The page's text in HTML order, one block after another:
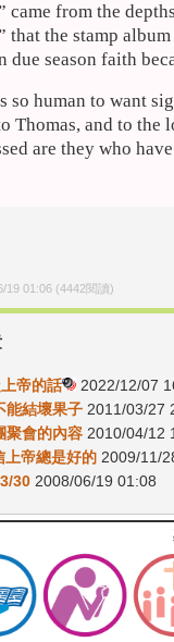
came from the
that the stamp
due season faith
so human to want
Thomas, and to
are they who
19 01:06(4442 閱讀)
帝的話
2022/12/07
能結壞果子2011/03/27
聚會的內容2010/04/12
上帝總是好的2009/11/
302008/06/19 01:08